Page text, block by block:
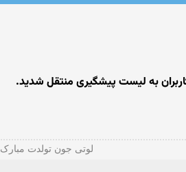
به لیست پیشگیری منتقل شدید.
لوتی جون تولدت مبارک